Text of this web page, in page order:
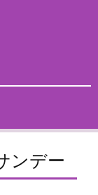
ンデー